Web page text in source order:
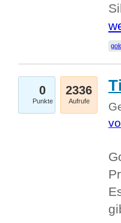
0
Punkte
2336
Aufrufe